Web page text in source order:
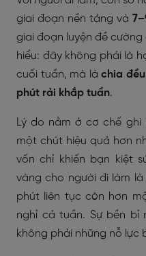
giai đoạn nền tảng và
giai đoạn luyện đề
hiểu: đây không phải là
cuối tuần, mà làchia
phút rải khắp tuần.
Lý do nằm ở cơ chế
một chút hiệu quả hơn
vốn chỉ khiến bạn kiệt
vàng cho người đi làm là
phút liên tục còn hơn
nghỉ cả tuần. Sự bền bỉ
không phải những nỗ lực